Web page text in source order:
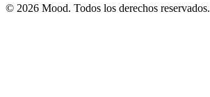
© 2026 Mood. Todos los derechos reservados.